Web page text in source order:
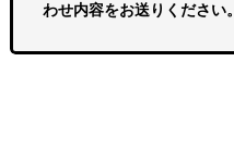
わせ内容をお送りください。